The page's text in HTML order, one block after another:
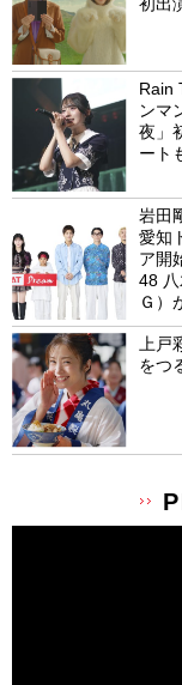
初出
Rain
ンマ
夜」
ート
岩田
愛知
ア開
48
Ｇ）
上
をつ